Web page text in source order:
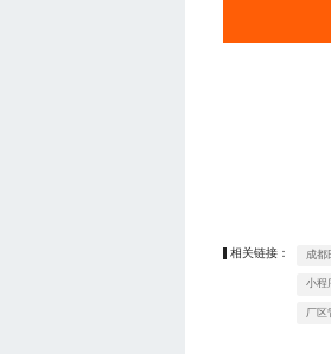
相关链接： 成都
小程
厂区